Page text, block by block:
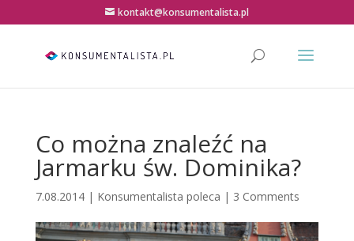
kontakt@konsumentalista.pl
Co można znaleźć na
Jarmarku św. Dominika?
7.08.2014| Konsumentalista poleca | 3 Comments